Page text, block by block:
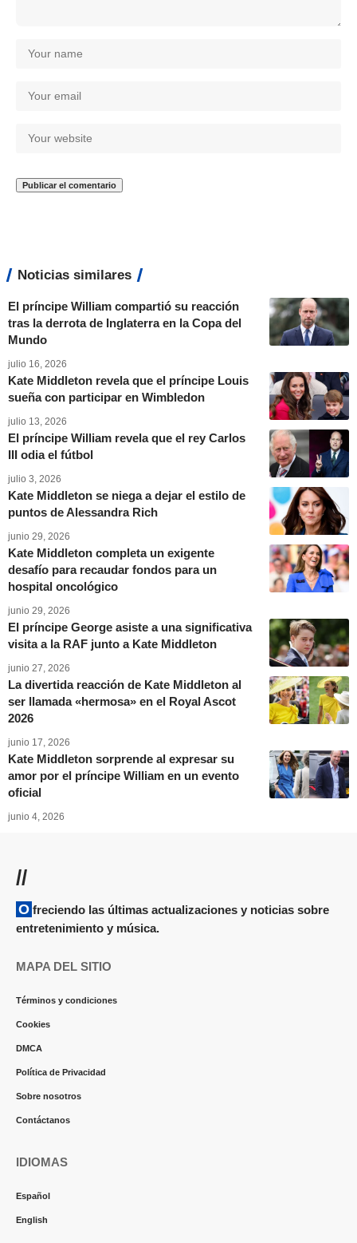
Noticias similares
El príncipe William compartió su reacción
tras la derrota de Inglaterra en la Copa del
Mundo
julio 16, 2026
Kate Middleton revela que el príncipe Louis
sueña con participar en Wimbledon
julio 13, 2026
El príncipe William revela que el rey Carlos
III odia el fútbol
julio 3, 2026
Kate Middleton se niega a dejar el estilo de
puntos de Alessandra Rich
junio 29, 2026
Kate Middleton completa un exigente
desafío para recaudar fondos para un
hospital oncológico
junio 29, 2026
El príncipe George asiste a una significativa
visita a la RAF junto a Kate Middleton
junio 27, 2026
La divertida reacción de Kate Middleton al
ser llamada «hermosa» en el Royal Ascot
2026
junio 17, 2026
Kate Middleton sorprende al expresar su
amor por el príncipe William en un evento
oficial
junio 4, 2026
//
Ofreciendo las últimas actualizaciones y noticias sobre
entretenimiento y música.
MAPA DEL SITIO
Términos y condiciones
Cookies
DMCA
Política de Privacidad
Sobre nosotros
Contáctanos
IDIOMAS
Español
English